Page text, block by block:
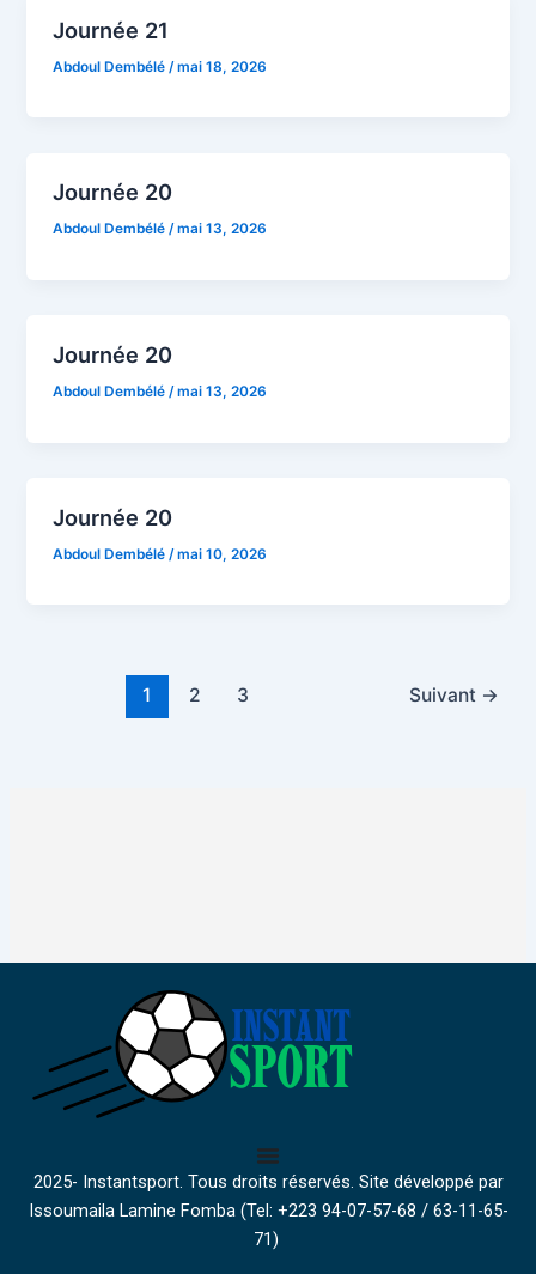
Journée 21
Abdoul Dembélé /mai 18, 2026
Journée 20
Abdoul Dembélé/mai 13, 2026
Journée 20
Abdoul Dembélé/mai 13, 2026
Journée 20
Abdoul Dembélé /mai 10, 2026
1 2 3 Suivant →
2025- Instantsport. Tous droits réservés. Site développé par
Issoumaila Lamine Fomba (Tel: +223 94-07-57-68 / 63-11-65-
71)